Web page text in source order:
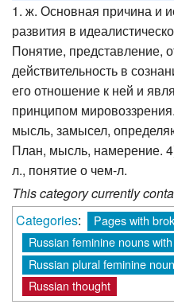
1. ж. Основная причина и
развития в
Понятие, представление,
действительность в
его отношение к ней и
принципом
мысль, замысел,
План, мысль, намерение.
л., понятие о чем-л.
This category currently
Categories: Pages with
Russian feminine nouns
Russian plural feminine
Russian thought